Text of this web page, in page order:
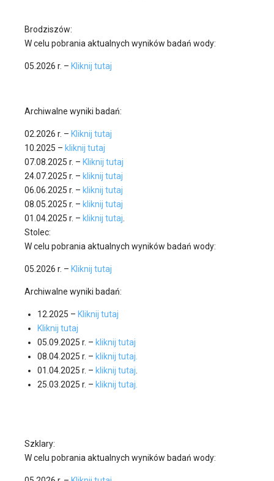
Brodziszów:
W celu pobrania aktualnych wyników badań wody:
05.2026 r. – Kliknij tutaj
Archiwalne wyniki badań:
02.2026 r. – Kliknij tutaj
10.2025 – kliknij tutaj
07.08.2025 r. – Kliknij tutaj
24.07.2025 r. – kliknij tutaj
06.06.2025 r. – kliknij tutaj
08.05.2025 r. – kliknij tutaj
01.04.2025 r. – kliknij tutaj
Stolec:
W celu pobrania aktualnych wyników badań wody:
05.2026 r. – Kliknij tutaj
Archiwalne wyniki badań:
12.2025 – Kliknij tutaj
Kliknij tutaj
05.09.2025 r. – kliknij tutaj
08.04.2025 r. – kliknij tutaj.
01.04.2025 r. – kliknij tutaj
25.03.2025 r. – kliknij tutaj.
Szklary:
W celu pobrania aktualnych wyników badań wody: